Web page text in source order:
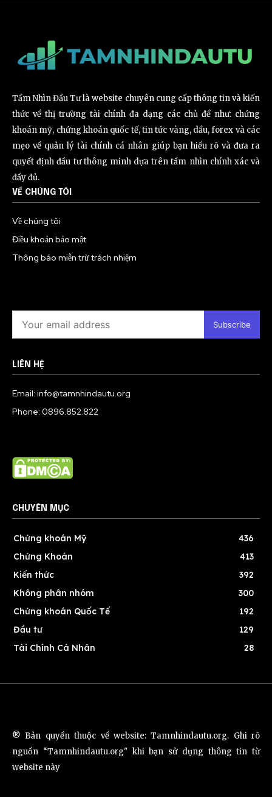
Tầm Nhìn Đầu Tư là website chuyên cung cấp thông tin và kiến
thức về thị trường tài chính đa dạng các chủ đề như: chứng
khoán mỹ, chứng khoán quốc tế, tin tức vàng, dầu, forex và các
mẹo về quản lý tài chính cá nhân giúp bạn hiểu rõ và đưa ra
quyết định đầu tư thông minh dựa trên tầm nhìn chính xác và
đầy đủ.
VỀ CHÚNG TÔI
Về chúng tôi
Điều khoản bảo mật
Thông báo miễn trừ trách nhiệm
Subscribe
LIÊN HỆ
Email: info@tamnhindautu.org
Phone: 0896.852.822
CHUYÊN MỤC
Chứng khoán Mỹ
436
Chứng Khoán
413
Kiến thức
392
Không phân nhóm
300
Chứng khoán Quốc Tế
192
Đầu tư
129
Tài Chính Cá Nhân
28
® Bản quyền thuộc về website: Tamnhindautu.org. Ghi rõ
nguồn “Tamnhindautu.org" khi bạn sử dụng thông tin từ
website này